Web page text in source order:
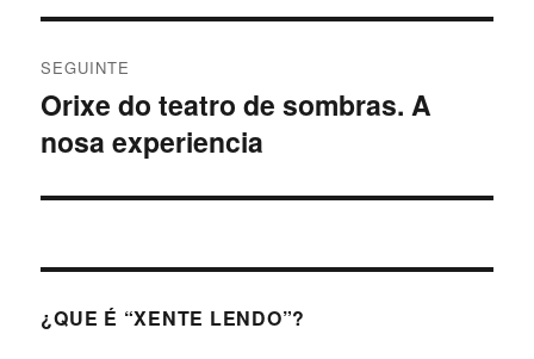
SEGUINTE
Artigo
Seguinte:
Orixe do teatro de sombras. A
nosa experiencia
¿QUE É “XENTE LENDO”?